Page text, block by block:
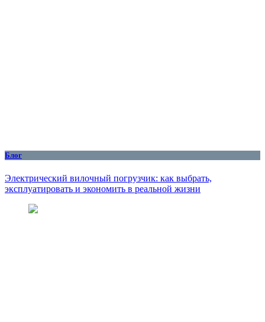
Блог
Электрический вилочный погрузчик: как выбрать,
эксплуатировать и экономить в реальной жизни